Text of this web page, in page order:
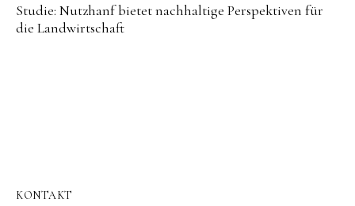
Studie: Nutzhanf bietet nachhaltige Perspektiven für
die Landwirtschaft
KONTAKT